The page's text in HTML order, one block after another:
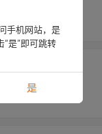
扣给您
扣给您
手机网站，是
是”即可跳转
是